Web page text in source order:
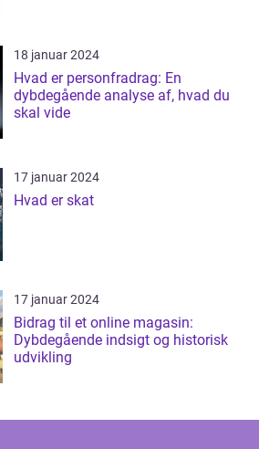
18 januar 2024
Hvad er personfradrag: En
dybdegående analyse af, hvad du
skal vide
17 januar 2024
Hvad er skat
17 januar 2024
Bidrag til et online magasin:
Dybdegående indsigt og historisk
udvikling